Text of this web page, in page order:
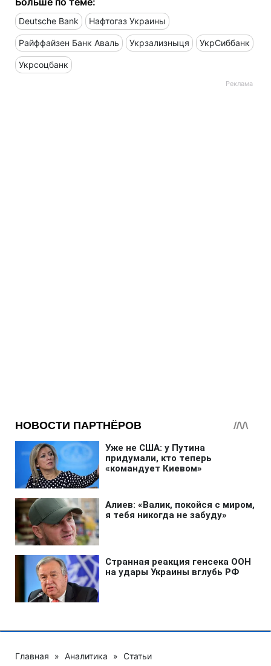
Deutsche Bank Нафтогаз Украины
Райффайзен Банк Аваль Укрзализныця УкрСиббанк
Укрсоцбанк
Главная » Аналитика » Статьи